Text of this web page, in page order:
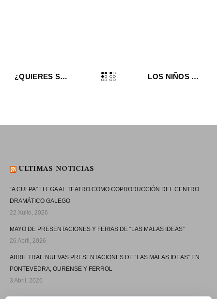
¿QUIERES SER PERIODISTA? LOS NIÑOS DE LA VIRUELA
ULTIMAS NOTICIAS
“A CULPA” LLEGA AL TEATRO COMO COPRODUCCIÓN DEL CENTRO
DRAMÁTICO GALEGO
22 Xullo, 2026
MAYO DE PRESENTACIONES Y FERIAS DE “LAS MALAS IDEAS”
26 Abril, 2026
ABRIL TRAE NUEVAS PRESENTACIONES DE “LAS MALAS IDEAS” EN
PONTEVEDRA, OURENSE Y FERROL
3 Abril, 2026